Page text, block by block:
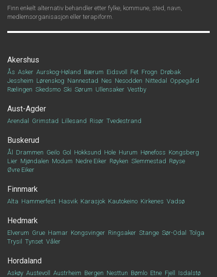
Finn enkelt alternativ behandler etter fylke, kommune, sted, navn,
medlemsorganisasjon eller terapiform.
Akershus
Ås Asker Aurskog-Høland Bærum Eidsvoll Fet Frogn Drøbak
Jessheim Lørenskog Nannestad Nes Nesodden Nittedal
Oppegård
Rælingen Skedsmo Ski Sørum Ullensaker Vestby
Aust-Agder
Arendal Grimstad Lillesand Risør Tvedestrand
Buskerud
Ål Drammen Geilo Gol Hokksund Hole Hurum Hønefoss Kongsberg
Lier Mjøndalen Modum Nedre Eiker Røyken Slemmestad Røyse
Øvre Eiker
Finnmark
Alta Hammerfest Hasvik Karasjok Kautokeino Kirkenes Vadsø
Hedmark
Elverum Grue Hamar Kongsvinger Ringsaker Stange Sør-Odal
Tolga
Trysil
Tynset Våler
Hordaland
Askøy Austevoll Austrheim Bergen Nesttun Bømlo Etne Fjell
Isdalstø